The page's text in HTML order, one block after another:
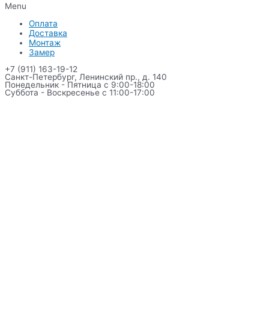
Menu
Оплата
Доставка
Монтаж
Замер
+7 (911) 163-19-12
Санкт-Петербург, Ленинский пр., д. 140
Понедельник - Пятница с 9:00-18:00
Суббота - Воскресенье с 11:00-17:00